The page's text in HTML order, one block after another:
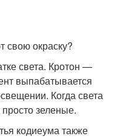
свою окраску?
света. Кротон —
выпабатывается
Когда света
просто зеленые.
кодиеума также